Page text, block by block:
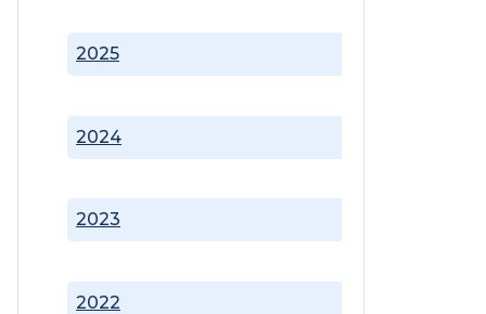
2022
2023
2024
2025